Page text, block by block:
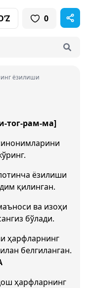
0
ёзилиши
тог-рам-ма]
ёзилиши
қилинган.
ва изоҳи
бўлади.
ҳарфларнинг
белгиланган.
ҳарфларнинг